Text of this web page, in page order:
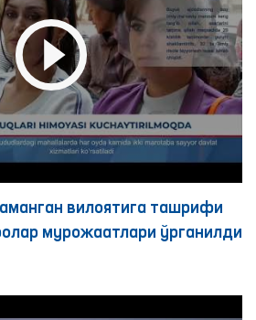
вилоятига ташрифи
мурожаатлари ўрганилди